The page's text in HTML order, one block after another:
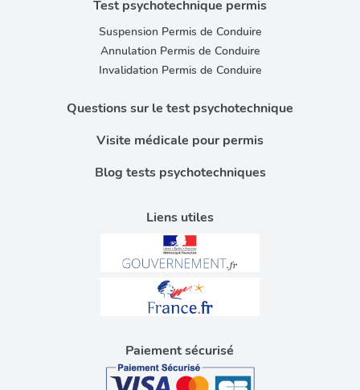
Liens utiles
Test psychotechnique permis
Suspension Permis de Conduire
Annulation Permis de Conduire
Invalidation Permis de Conduire
Questions sur le test psychotechnique
Visite médicale pour permis
Blog tests psychotechniques
Paiement sécurisé